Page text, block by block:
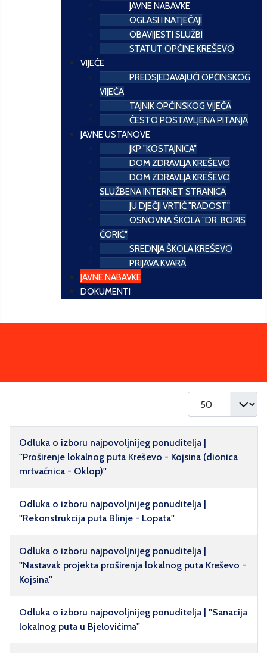
JAVNE NABAVKE
OGLASI I NATJEČAJI
OBAVIJESTI SLUŽBI
STATUT OPĆINE KREŠEVO
VIJEĆE
PREDSJEDAVAJUĆI OPĆINSKOG
VIJEĆA
TAJNIK OPĆINSKOG VIJEĆA
ČESTO POSTAVLJENA PITANJA
JAVNE USTANOVE
JKP "KOSTAJNICA"
DOM ZDRAVLJA KREŠEVO
DOM ZDRAVLJA KREŠEVO
SLUŽBENA INTERNET STRANICA
JU DJEČJI VRTIĆ "RADOST"
OSNOVNA ŠKOLA "DR. BORIS
ĆORIĆ"
SREDNJA ŠKOLA KREŠEVO
PRIJAVA KVARA
JAVNE NABAVKE
DOKUMENTI
Naziv
Odluka o izboru najpovoljnijeg ponuditelja |
''Proširenje lokalnog puta Kreševo - Kojsina (dionica
mrtvačnica - Oklop)''
Odluka o izboru najpovoljnijeg ponuditelja |
''Rekonstrukcija puta Blinje - Lopata''
Odluka o izboru najpovoljnijeg ponuditelja |
''Nastavak projekta proširenja lokalnog puta Kreševo -
Kojsina''
Odluka o izboru najpovoljnijeg ponuditelja | ''Sanacija
lokalnog puta u Bjelovićima''